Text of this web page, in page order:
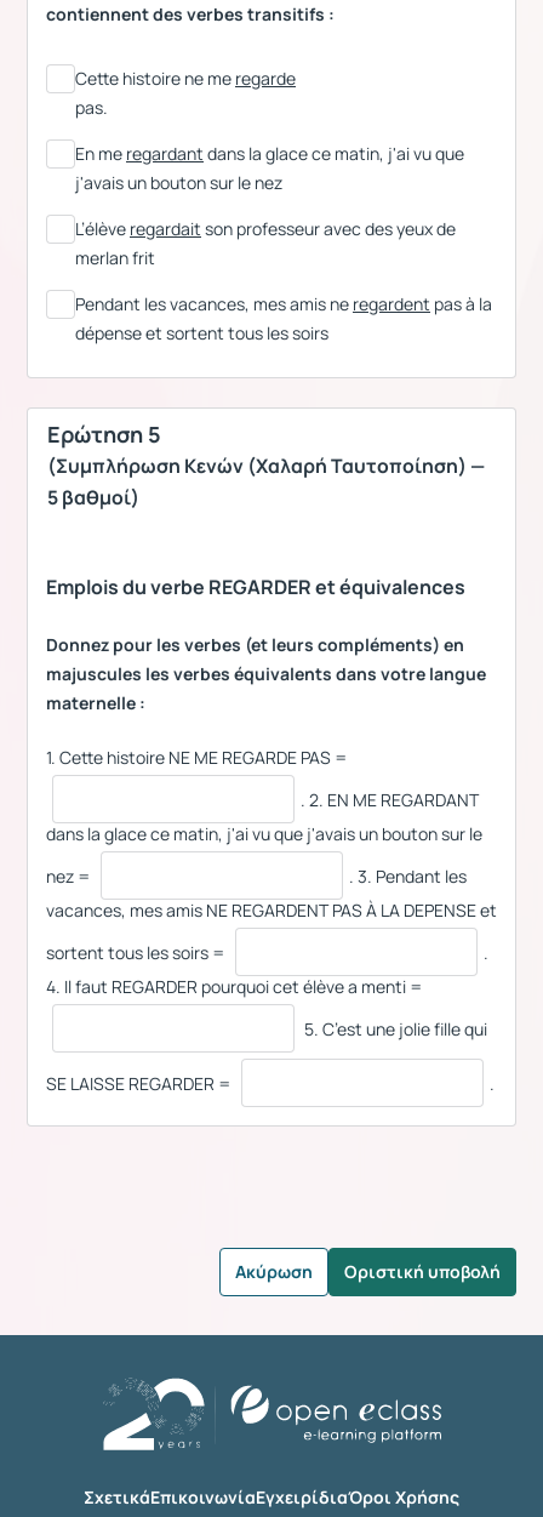
contiennent des verbes transitifs :
Cette histoire ne me regarde
pas.
En me regardant dans la glace ce matin, j'ai vu que
j'avais un bouton sur le nez
L’élève regardait son professeur avec des yeux de
merlan frit
Pendant les vacances, mes amis ne regardent pas à la
dépense et sortent tous les soirs
Ερώτηση 5
(Συμπλήρωση Κενών (Χαλαρή Ταυτοποίηση) —
5 βαθμοί)
Emplois du verbe REGARDER et équivalences
Donnez pour les verbes (et leurs compléments) en
majuscules les verbes équivalents dans votre langue
maternelle :
1. Cette histoire ΝΕ ΜΕ REGARDE PAS =
. 2. EN ME REGARDANT
dans la glace ce matin, j'ai vu que j'avais un bouton sur le
nez =
. 3. Pendant les
vacances, mes amis NE REGARDENT PAS À LA DEPENSE et
sortent tous les soirs =
.
4. Il faut REGARDER pourquoi cet élève a menti =
5. C’est une jolie fille qui
SE LAISSE REGARDER = .
Ακύρωση Οριστική υποβολή
ΣχετικάΕπικοινωνίαΕγχειρίδιαΌροι Χρήσης